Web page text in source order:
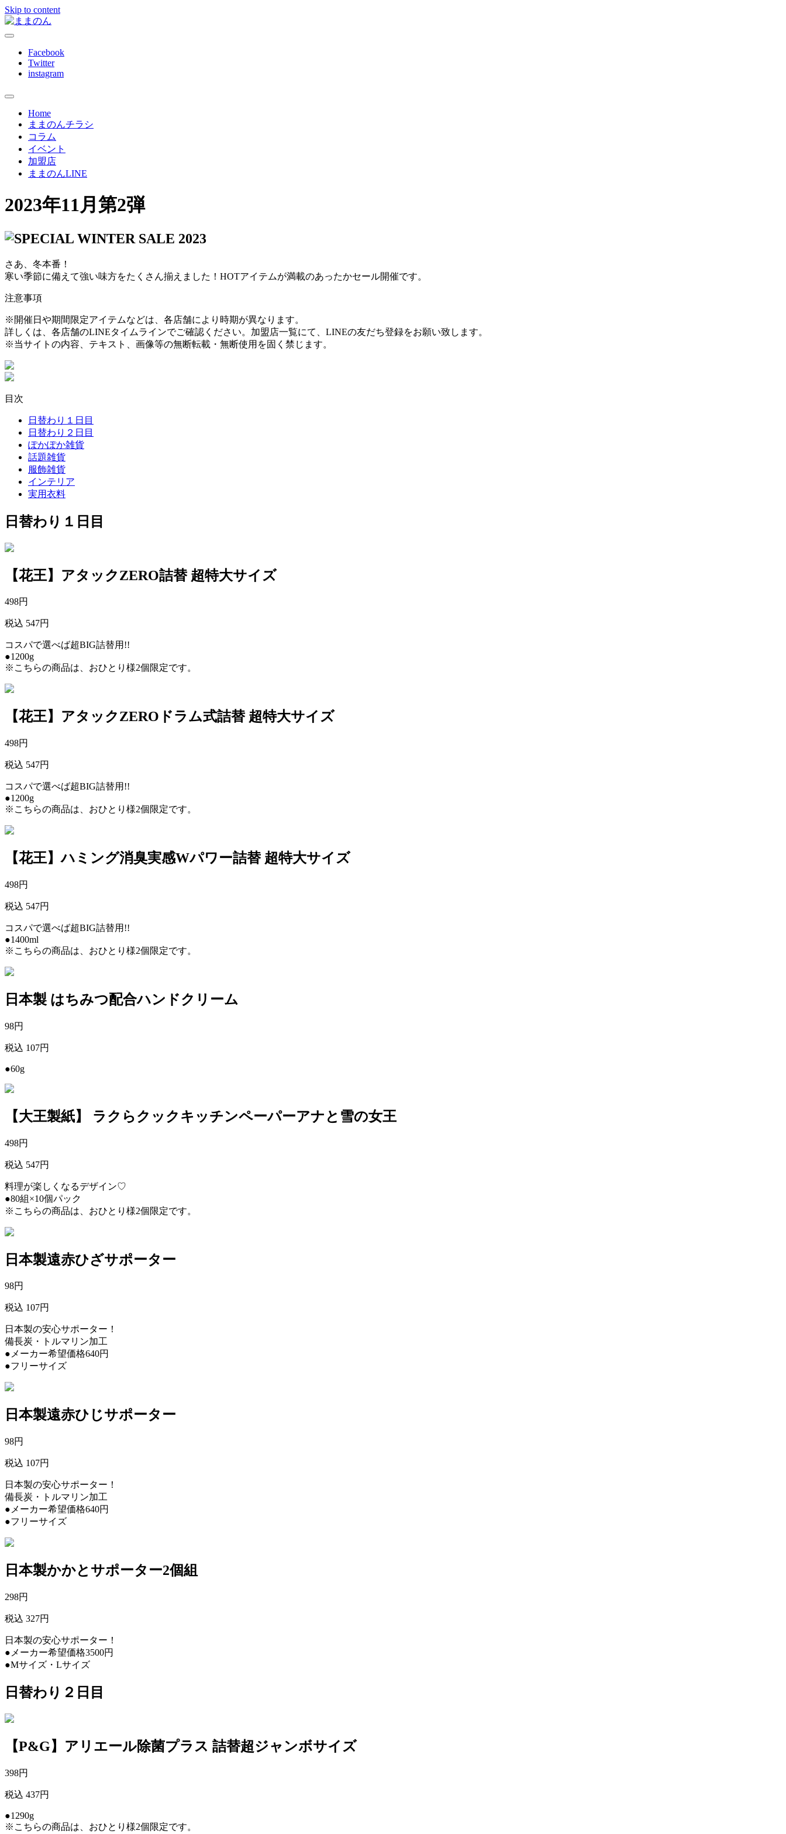
Skip to content
ままのん
ままのんは、忙しいあなたを応援します
Facebook
Twitter
instagram
Home
ままのんチラシ
コラム
イベント
加盟店
ままのんLINE
2023年11月第2弾
さあ、冬本番！
寒い季節に備えて強い味方をたくさん揃えました！HOTアイテムが満載のあったかセール開催です。
注意事項
※開催日や期間限定アイテムなどは、各店舗により時期が異なります。
詳しくは、各店舗のLINEタイムラインでご確認ください。加盟店一覧にて、LINEの友だち登録をお願い致します。
※当サイトの内容、テキスト、画像等の無断転載・無断使用を固く禁じます。
目次
日替わり１日目
日替わり２日目
ぽかぽか雑貨
話題雑貨
服飾雑貨
インテリア
実用衣料
日替わり１日目
【花王】アタックZERO詰替 超特大サイズ
498円
税込 547円
コスパで選べば超BIG詰替用!!
●1200g
※こちらの商品は、おひとり様2個限定です。
【花王】アタックZEROドラム式詰替 超特大サイズ
498円
税込 547円
コスパで選べば超BIG詰替用!!
●1200g
※こちらの商品は、おひとり様2個限定です。
【花王】ハミング消臭実感Wパワー詰替 超特大サイズ
498円
税込 547円
コスパで選べば超BIG詰替用!!
●1400ml
※こちらの商品は、おひとり様2個限定です。
日本製 はちみつ配合ハンドクリーム
98円
税込 107円
●60g
【大王製紙】 ラクらクックキッチンペーパーアナと雪の女王
498円
税込 547円
料理が楽しくなるデザイン♡
●80組×10個パック
※こちらの商品は、おひとり様2個限定です。
日本製遠赤ひざサポーター
98円
税込 107円
日本製の安心サポーター！
備長炭・トルマリン加工
●メーカー希望価格640円
●フリーサイズ
日本製遠赤ひじサポーター
98円
税込 107円
日本製の安心サポーター！
備長炭・トルマリン加工
●メーカー希望価格640円
●フリーサイズ
日本製かかとサポーター2個組
298円
税込 327円
日本製の安心サポーター！
●メーカー希望価格3500円
●Mサイズ・Lサイズ
日替わり２日目
【P&G】アリエール除菌プラス 詰替超ジャンボサイズ
398円
税込 437円
●1290g
※こちらの商品は、おひとり様2個限定です。